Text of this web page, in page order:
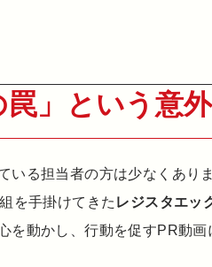
」という意
いる担当者の方は少なくあり
を手掛けてきた レジスタエッ
を動かし、行動を促すPR動